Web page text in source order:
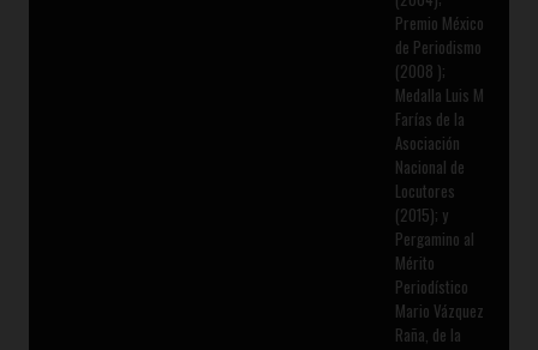
Premio México
de Periodismo
(2008 );
Medalla Luis M
Farías de la
Asociación
Nacional de
Locutores
(2015); y
Pergamino al
Mérito
Periodístico
Mario Vázquez
Raña, de la